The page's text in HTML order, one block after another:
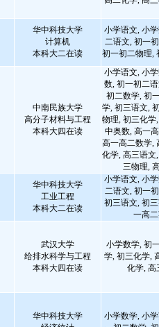
华中科技大学
计算机
本科大二在读
小学语文, 小
二语文, 初一
初一初二物理,
中南民族大学
高分子材料与工程
本科大四在读
小学语文, 小
数, 初一初二
初二数学, 初
学, 初三语文,
物理, 初三化学
中奥数, 高一
高一高二数学,
化学, 高三语文
三物理,
华中科技大学
工业工程
本科大二在读
小学语文, 小
二语文, 初一
初三语文, 初
一高
武汉大学
给排水科学与工程
本科大四在读
小学数学, 初
学, 初三化学,
化学, 高
华中科技大学
小学数学, 小